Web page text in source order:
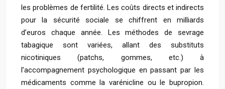
les problèmes de fertilité. Les coûts directs et indirects
pour la sécurité sociale se chiffrent en milliards
d’euros chaque année. Les méthodes de sevrage
tabagique sont variées, allant des substituts
nicotiniques (patchs, gommes, etc.) à
l’accompagnement psychologique en passant par les
médicaments comme la varénicline ou le bupropion.